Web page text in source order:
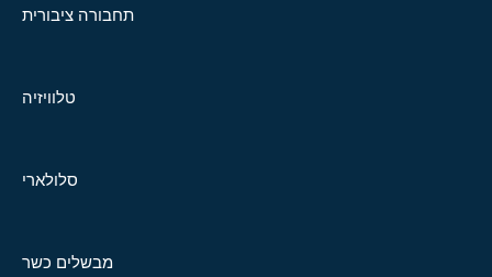
תחבורה ציבורית
טלוויזיה
סלולארי
מבשלים כשר